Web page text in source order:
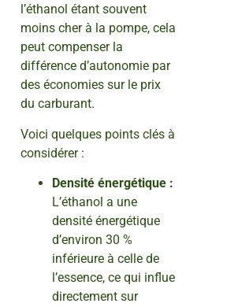
l’éthanol étant souvent
moins cher à la pompe, cela
peut compenser la
différence d’autonomie par
des économies sur le prix
du carburant.
Voici quelques points clés à
considérer :
Densité énergétique :
L’éthanol a une
densité énergétique
d’environ 30 %
inférieure à celle de
l’essence, ce qui influe
directement sur